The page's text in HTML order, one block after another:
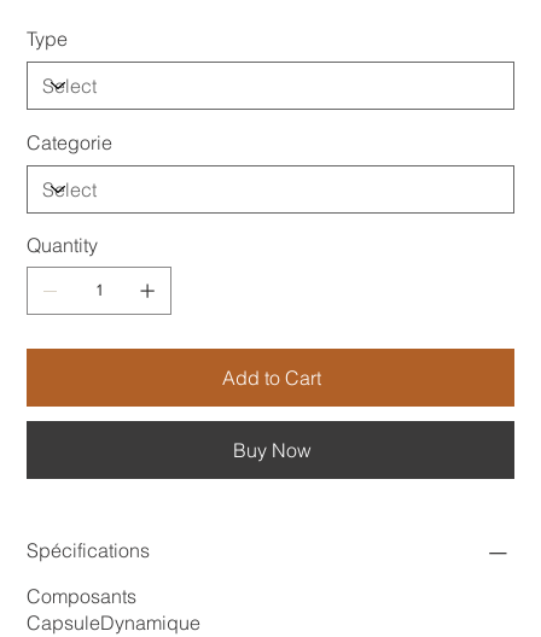
Type
Categorie
Quantity
Add to Cart
Buy Now
Spécifications
Composants
CapsuleDynamique